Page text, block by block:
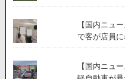
【国内ニュ
で客が店員に
【国内ニュ